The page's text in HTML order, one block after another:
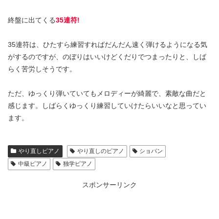
終盤に出てくる35連符!
35連符は、ひたすら練習すればだんだん速く弾けるようになる気
がするのですが、のぼりはいいけどくだりでつまったりと、しば
らく苦労しそうです。
ただ、ゆっくり弾いていてもメロディーが綺麗で、素敵な曲だと
感じます。しばらくゆっくり練習していけたらいいなと思ってい
ます。
やり直しピアノ やり直しのピアノ
ショパン
中級ピアノ
独学ピアノ
スポンサーリンク